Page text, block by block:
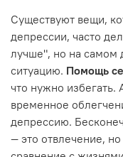
Существуют вещи,
депрессии, часто
лучше", но на самом
ситуацию. Помощь
что нужно
временное
депрессию.
— это отвлечение,